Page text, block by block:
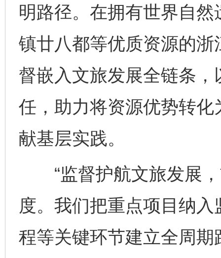
明路径。在拥有世界自
镇廿八都等优质资源的
督嵌入文旅发展全链条
任，助力将资源优势转
献基层实践。
“监督护航文旅发展，
度。我们把重点项目纳
程等关键环节建立全周期